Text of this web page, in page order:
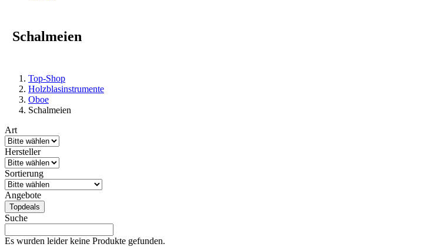
Schalmeien
Top-Shop
Holzblasinstrumente
Oboe
Schalmeien
Art
Hersteller
Sortierung
Angebote
Topdeals
Suche
Es wurden leider keine Produkte gefunden.